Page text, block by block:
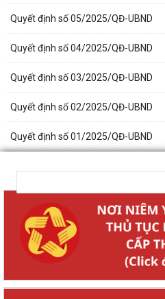
Quyết định số 05/2025/QĐ-UBND
Quyết định số 04/2025/QĐ-UBND
Quyết định số 03/2025/QĐ-UBND
Quyết định số 02/2025/QĐ-UBND
Quyết định số 01/2025/QĐ-UBND